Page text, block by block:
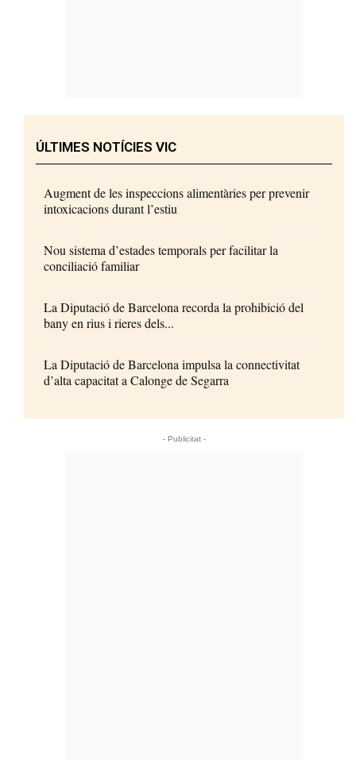
ÚLTIMES NOTÍCIES VIC
Augment de les inspeccions alimentàries per prevenir
intoxicacions durant l’estiu
Nou sistema d’estades temporals per facilitar la
conciliació familiar
La Diputació de Barcelona recorda la prohibició del
bany en rius i rieres dels...
La Diputació de Barcelona impulsa la connectivitat
d’alta capacitat a Calonge de Segarra
- Publicitat -